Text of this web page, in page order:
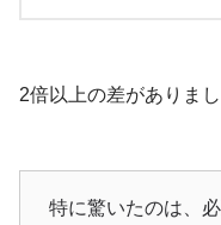
2倍以上の差がありまし
特に驚いたのは、